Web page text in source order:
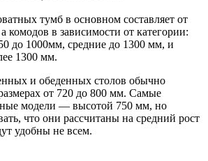
тумб в основном составляет от
комодов в зависимости от категории:
до 1000мм, средние до 1300 мм, и
1300 мм.
и обеденных столов обычно
от 720 до 800 мм. Самые
модели — высотой 750 мм, но
что они рассчитаны на средний рост
удобны не всем.